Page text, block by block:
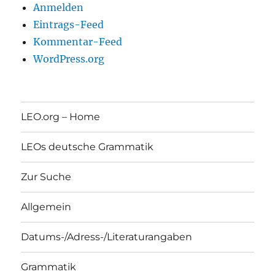
Anmelden
Eintrags-Feed
Kommentar-Feed
WordPress.org
LEO.org – Home
LEOs deutsche Grammatik
Zur Suche
Allgemein
Datums-/Adress-/Literaturangaben
Grammatik